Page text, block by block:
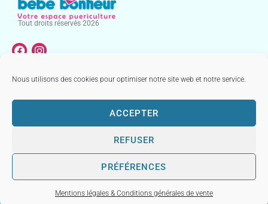
Nous utilisons des cookies pour optimiser notre site web et notre service.
ACCEPTER
REFUSER
PRÉFÉRENCES
Mentions légales & Conditions générales de vente
Tout droits réservés 2026
MENTIONS LÉGALES & CONDITIONS GÉNÉRALES DE VENTE
Réalisé par